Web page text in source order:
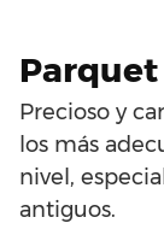
Precioso y
los más
nivel,
antiguos.